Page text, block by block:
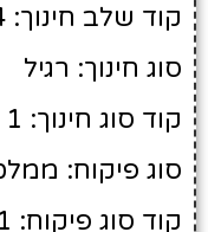
קוד שלב חינוך: 4
סוג חינוך: רגיל
קוד סוג חינוך: 1
סוג פיקוח:
קוד סוג פיקוח: 1